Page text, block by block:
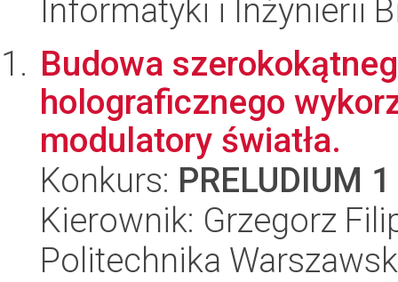
Informatyki i Inżynierii
Budowa
holograficznego
modulatory światła.
Konkurs: PRELUDIUM 1
Kierownik: Grzegorz
Politechnika